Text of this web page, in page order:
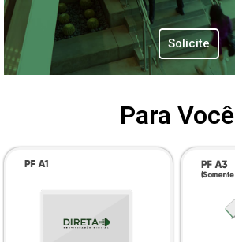
Solicite
Para Você